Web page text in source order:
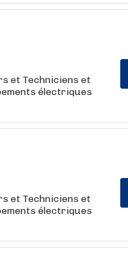
et Techniciens et
électriques
et Techniciens et
électriques